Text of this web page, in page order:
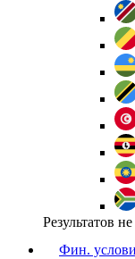
Результатов
Фин.